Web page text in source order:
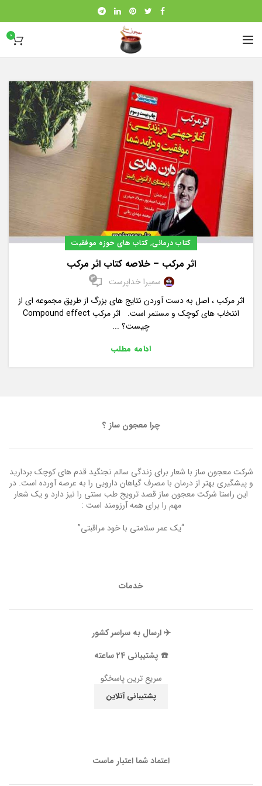
0
کتاب درمانی, کتاب های حوزه موفقیت
اثر مرکب – خلاصه کتاب اثر مرکب
سمیرا خداپرست 13
اثر مرکب ، اصل به دست آوردن نتایج های بزرگ از طریق مجموعه ای از
انتخاب های کوچک و مستمر است. اثر مرکب Compound effect
چیست؟ ...
ادامه مطلب
چرا معجون ساز ؟
شرکت معجون ساز با شعار برای زندگی سالم نجنگید قدم های کوچک بردارید
و پیشگیری بهتر از درمان با مصرف گیاهان دارویی را به عرصه آورده است. در
این راستا شرکت معجون ساز قصد ترویج طب سنتی را نیز دارد و یک شعار
مهم را برای همه آرزومند است :
“یک عمر سلامتی با خود مراقبتی”
خدمات
✈️ ارسال به سراسر کشور
☎️ پشتیبانی 24 ساعته
سریع ترین پاسخگو
پشتیبانی آنلاین
اعتماد شما اعتبار ماست